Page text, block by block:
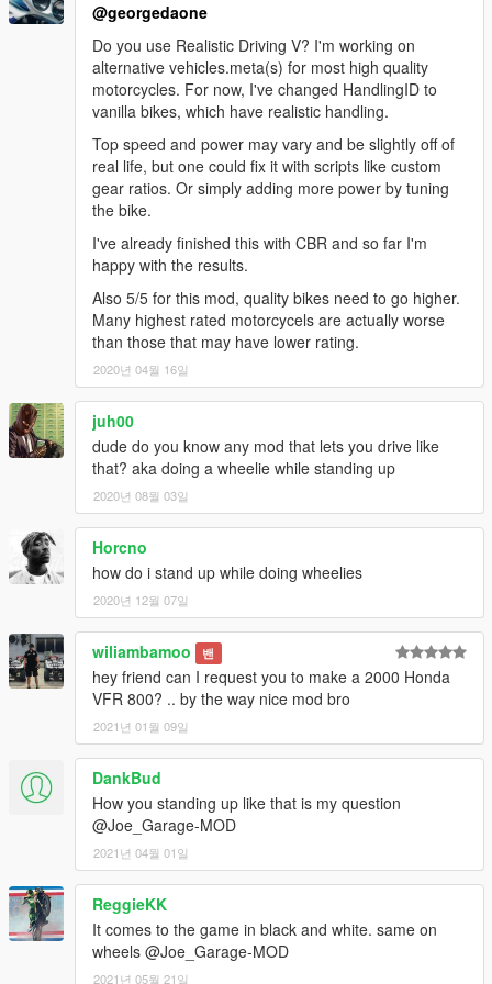
@georgedaone
Do you use Realistic Driving V? I'm working on
alternative vehicles.meta(s) for most high quality
motorcycles. For now, I've changed HandlingID to
vanilla bikes, which have realistic handling.
Top speed and power may vary and be slightly off of
real life, but one could fix it with scripts like custom
gear ratios. Or simply adding more power by tuning
the bike.
I've already finished this with CBR and so far I'm
happy with the results.
Also 5/5 for this mod, quality bikes need to go higher.
Many highest rated motorcycels are actually worse
than those that may have lower rating.
2020년 04월 16일
juh00
dude do you know any mod that lets you drive like
that? aka doing a wheelie while standing up
2020년 08월 03일
Horcno
how do i stand up while doing wheelies
2020년 12월 07일
wiliambamoo 밴
hey friend can I request you to make a 2000 Honda
VFR 800? .. by the way nice mod bro
2021년 01월 09일
DankBud
How you standing up like that is my question
@Joe_Garage-MOD
2021년 04월 01일
ReggieKK
It comes to the game in black and white. same on
wheels @Joe_Garage-MOD
2021년 05월 21일